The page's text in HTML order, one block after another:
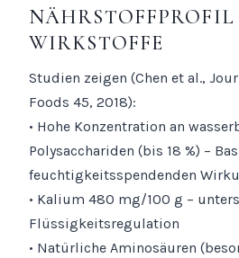
NÄHRSTOFFPROFIL
WIRKSTOFFE
Studien zeigen (Chen et al.,
Foods 45, 2018):
• Hohe Konzentration an
Polysacchariden (bis 18 %) –
feuchtigkeitsspendenden
• Kalium 480 mg/100 g –
Flüssigkeitsregulation
• Natürliche Aminosäuren